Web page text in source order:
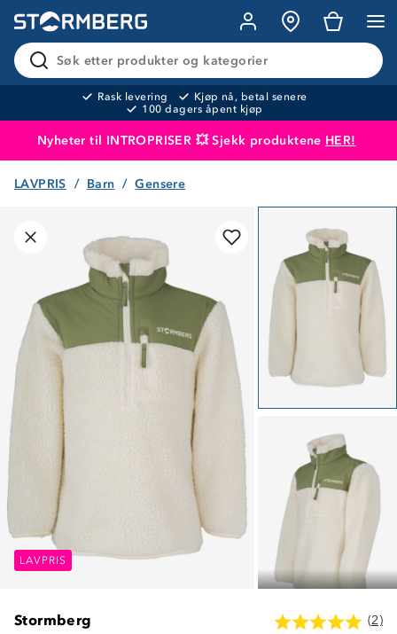
Søk etter produkter og kategorier
Rask levering
Kjøp nå, betal senere
100 dagers åpent kjøp
Nyheter til INTROPRISER 💥 Sjekk produktene HER!
Produktet er lagt i handlekurven
LAVPRIS Barn Gensere
LAVPRIS LAVPRIS
LAVPRIS
Stormberg (2)